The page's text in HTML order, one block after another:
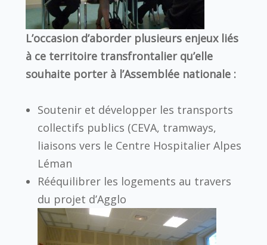
L’occasion d’aborder plusieurs enjeux liés
à ce territoire transfrontalier qu’elle
souhaite porter à l’Assemblée nationale :
Soutenir et développer les transports
collectifs publics (CEVA, tramways,
liaisons vers le Centre Hospitalier Alpes
Léman
Rééquilibrer les logements au travers
du projet d’Agglo